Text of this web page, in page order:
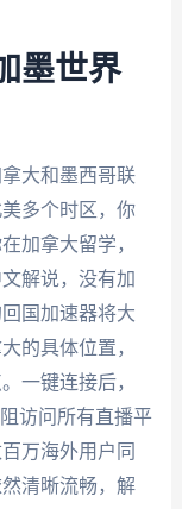
墨世界
大和墨西哥联
多个时区，你
加拿大留学，
解说，没有加
国加速器将大
的具体位置，
一键连接后，
访问所有直播平
万海外用户同
清晰流畅，解